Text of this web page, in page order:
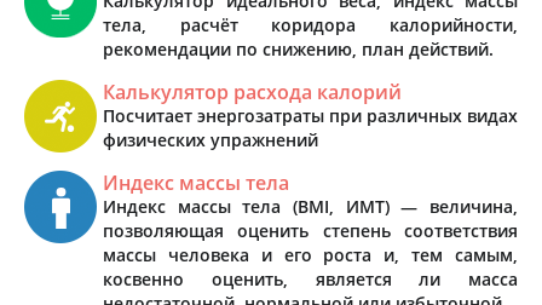
тела, расчёт коридора калорийности,
рекомендации по снижению, план действий.
Калькулятор расхода калорий
Посчитает энергозатраты при различных видах
физических упражнений
Индекс массы тела
Индекс массы тела (BMI, ИМТ) — величина,
позволяющая оценить степень соответствия
массы человека и его роста и, тем самым,
косвенно оценить, является ли масса